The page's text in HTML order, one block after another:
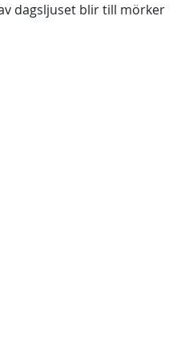
dagsljuset blir till mörker